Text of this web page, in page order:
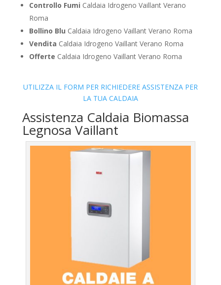
Controllo Fumi Caldaia Idrogeno Vaillant Verano
Roma
Bollino Blu Caldaia Idrogeno Vaillant Verano Roma
Vendita Caldaia Idrogeno Vaillant Verano Roma
Offerte Caldaia Idrogeno Vaillant Verano Roma
UTILIZZA IL FORM PER RICHIEDERE ASSISTENZA PER
LA TUA CALDAIA
Assistenza Caldaia Biomassa
Legnosa Vaillant